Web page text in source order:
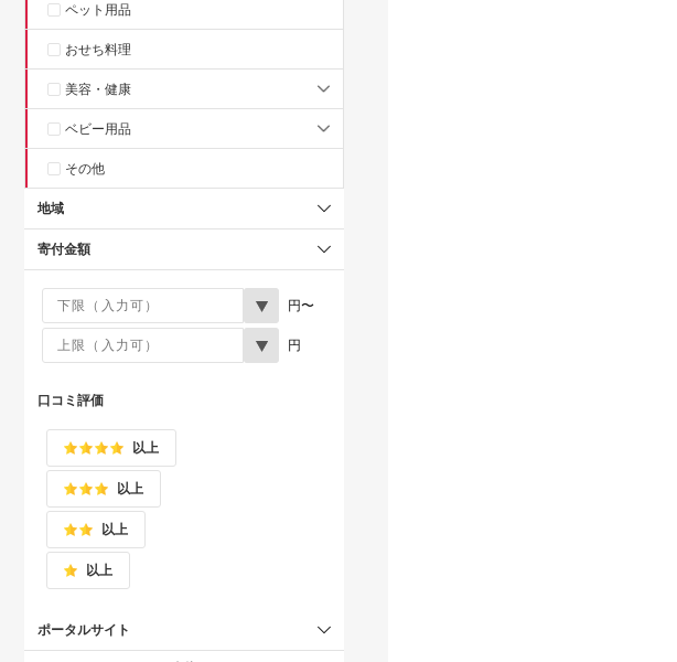
ペット用品
おせち料理
美容・健康
ベビー用品
その他
地域
寄付金額
円〜
円
口コミ評価
以上
以上
以上
以上
ポータルサイト